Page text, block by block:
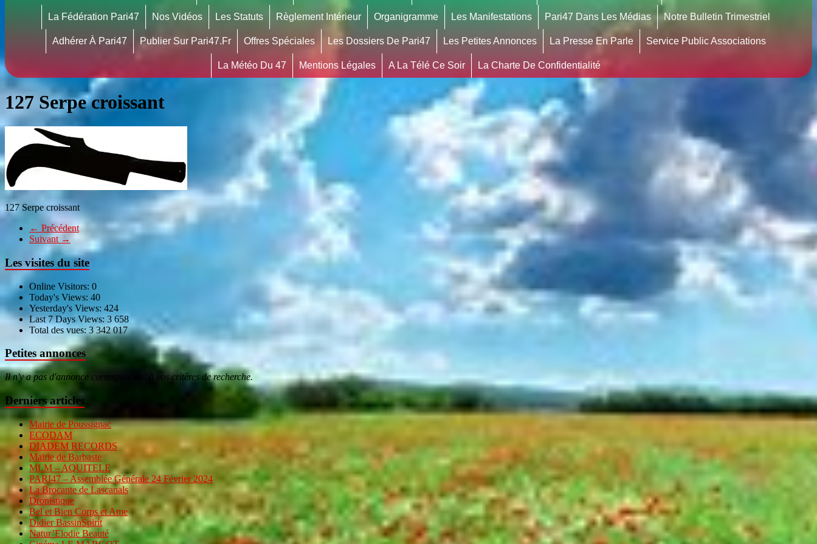
La Fédération Pari47 Nos Vidéos Les Statuts Règlement Intérieur Organigramme Les Manifestations Pari47 Dans Les Médias Notre Bulletin Trimestriel
Adhérer À Pari47 Publier Sur Pari47.fr Offres Spéciales Les Dossiers De Pari47 Les Petites Annonces La Presse En Parle Service Public Associations
La Météo Du 47 Mentions Légales A La Télé Ce Soir La Charte De Confidentialité
127 Serpe croissant
127 Serpe croissant
← Précédent
Suivant →
Les visites du site
Online Visitors: 0
Today's Views: 40
Yesterday's Views: 424
Last 7 Days Views: 3 658
Total des vues: 3 342 017
Petites annonces
Il n'y a pas d'annonce correspondant à vos critères de recherche.
Derniers articles
Mairie de Poussignac
ECODAM
DIADEM RECORDS
Mairie de Barbaste
MLM – AQUITELE
PARI47 – Assemblée Générale 24 Février 2024
La Brocante de Lascanals
Dronistique
Bel et Bien Corps et Ame
Didier BassinSpirit
Natur’Elodie Beauté